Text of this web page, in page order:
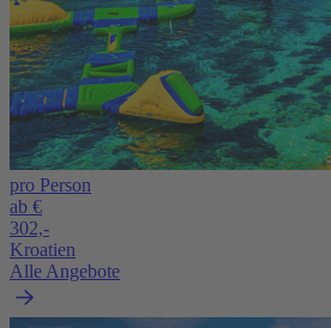
pro Person
ab €
302,-
Kroatien
Alle Angebote